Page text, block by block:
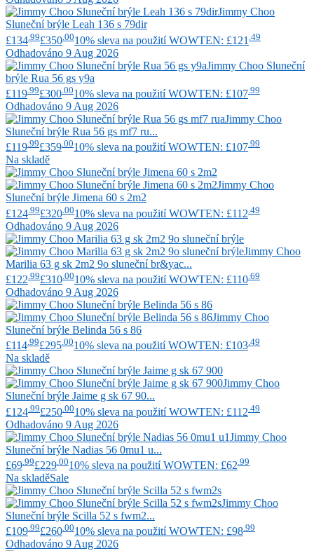
Jimmy Choo
Sluneční brýle Leah 136 s 79dir
£134 .99£350 .0010% sleva na použití WOWTEN: £121 .49
Odhadováno 9 Aug 2026
Jimmy Choo Sluneční
brýle Rua 56 gs y9a
£119 .99£300 .0010% sleva na použití WOWTEN: £107 .99
Odhadováno 9 Aug 2026
Jimmy Choo
Sluneční brýle Rua 56 gs mf7 ru...
£119.99£359.0010% sleva na použití WOWTEN: £107.99
Na skladě
Jimmy Choo
Sluneční brýle Jimena 60 s 2m2
£124 .99£320 .0010% sleva na použití WOWTEN: £112 .49
Odhadováno 9 Aug 2026
Jimmy Choo
Marilia 63 g sk 2m2 9o sluneční br&yac...
£122 .99£310 .0010% sleva na použití WOWTEN: £110 .69
Odhadováno 9 Aug 2026
Jimmy Choo
Sluneční brýle Belinda 56 s 86
£114.99£295.0010% sleva na použití WOWTEN: £103.49
Na skladě
Jimmy Choo
Sluneční brýle Jaime g sk 67 90...
£124 .99£250 .0010% sleva na použití WOWTEN: £112 .49
Odhadováno 9 Aug 2026
Jimmy Choo
Sluneční brýle Nadias 56 0mu1 u...
£69 .99£229 .0010% sleva na použití WOWTEN: £62 .99
Na skladěSale
Jimmy Choo
Sluneční brýle Scilla 52 s fwm2...
£109.99£260.0010% sleva na použití WOWTEN: £98.99
Odhadováno 9 Aug 2026